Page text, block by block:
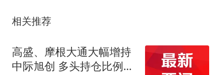
相关推荐
高盛、摩根大通大幅增持
中际旭创 多头持仓比例分